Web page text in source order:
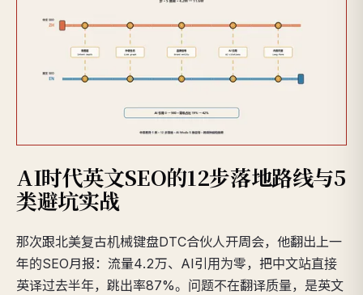
AI时代英文SEO的12步落地路线与5
类避坑实战
那次跟北美复古机械键盘DTC合伙人开周会，他翻出上一
年的SEO月报：流量4.2万、AI引用为零，把中文站直接
英译过去半年，跳出率87%。问题不在翻译质量，是英文